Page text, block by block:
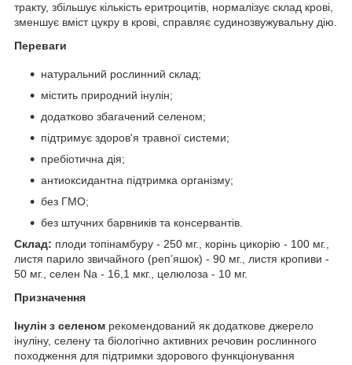
тракту, збільшує кількість еритроцитів, нормалізує склад крові,
зменшує вміст цукру в крові, справляє судинозвужувальну дію.
Переваги
натуральний рослинний склад;
містить природний інулін;
додатково збагачений селеном;
підтримує здоров'я травної системи;
пребіотична дія;
антиоксидантна підтримка організму;
без ГМО;
без штучних барвників та консервантів.
Склад: плоди топінамбуру - 250 мг., корінь цикорію - 100 мг.,
листя парило звичайного (реп’яшок) - 90 мг., листя кропиви -
50 мг., селен Na - 16,1 мкг., целюлоза - 10 мг.
Призначення
Інулін з селеном рекомендований як додаткове джерело
інуліну, селену та біологічно активних речовин рослинного
походження для підтримки здорового функціонування